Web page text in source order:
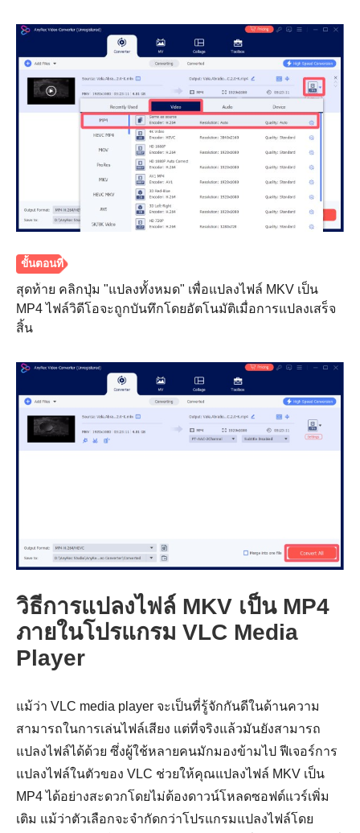
ขั้นตอนที่
1.
สุดท้าย คลิกปุ่ม "แปลงทั้งหมด" เพื่อแปลงไฟล์ MKV เป็น
MP4 ไฟล์วิดีโอจะถูกบันทึกโดยอัตโนมัติเมื่อการแปลงเสร็จ
สิ้น
วิธีการแปลงไฟล์ MKV เป็น MP4
ภายในโปรแกรม VLC Media
Player
แม้ว่า VLC media player จะเป็นที่รู้จักกันดีในด้านความ
สามารถในการเล่นไฟล์เสียง แต่ที่จริงแล้วมันยังสามารถ
แปลงไฟล์ได้ด้วย ซึ่งผู้ใช้หลายคนมักมองข้ามไป ฟีเจอร์การ
แปลงไฟล์ในตัวของ VLC ช่วยให้คุณแปลงไฟล์ MKV เป็น
MP4 ได้อย่างสะดวกโดยไม่ต้องดาวน์โหลดซอฟต์แวร์เพิ่ม
เติม แม้ว่าตัวเลือกจะจำกัดกว่าโปรแกรมแปลงไฟล์โดย